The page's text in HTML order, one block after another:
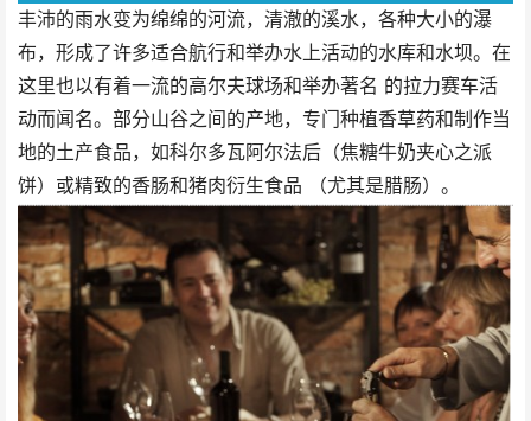
丰沛的雨水变为绵绵的河流，清澈的溪水，各种大小的瀑
布，形成了许多适合航行和举办水上活动的水库和水坝。在
这里也以有着一流的高尔夫球场和举办著名 的拉力赛车活
动而闻名。部分山谷之间的产地，专门种植香草药和制作当
地的土产食品，如科尔多瓦阿尔法后（焦糖牛奶夹心之派
饼）或精致的香肠和猪肉衍生食品 （尤其是腊肠）。